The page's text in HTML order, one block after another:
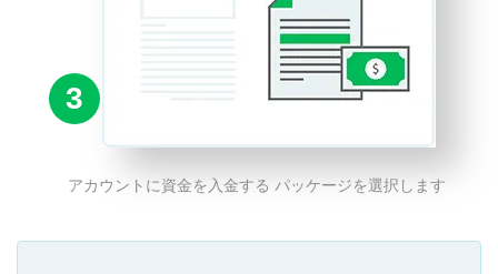
3
アカウントに資金を入金する パッケージを選択します